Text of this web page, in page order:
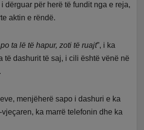
dërguar për herë të fundit nga e reja,
aktin e rëndë.
ta lë të hapur, zoti të ruajt”, i ka
të dashurit të saj, i cili është vënë në
menjëherë sapo i dashuri e ka
ka marrë telefonin dhe ka